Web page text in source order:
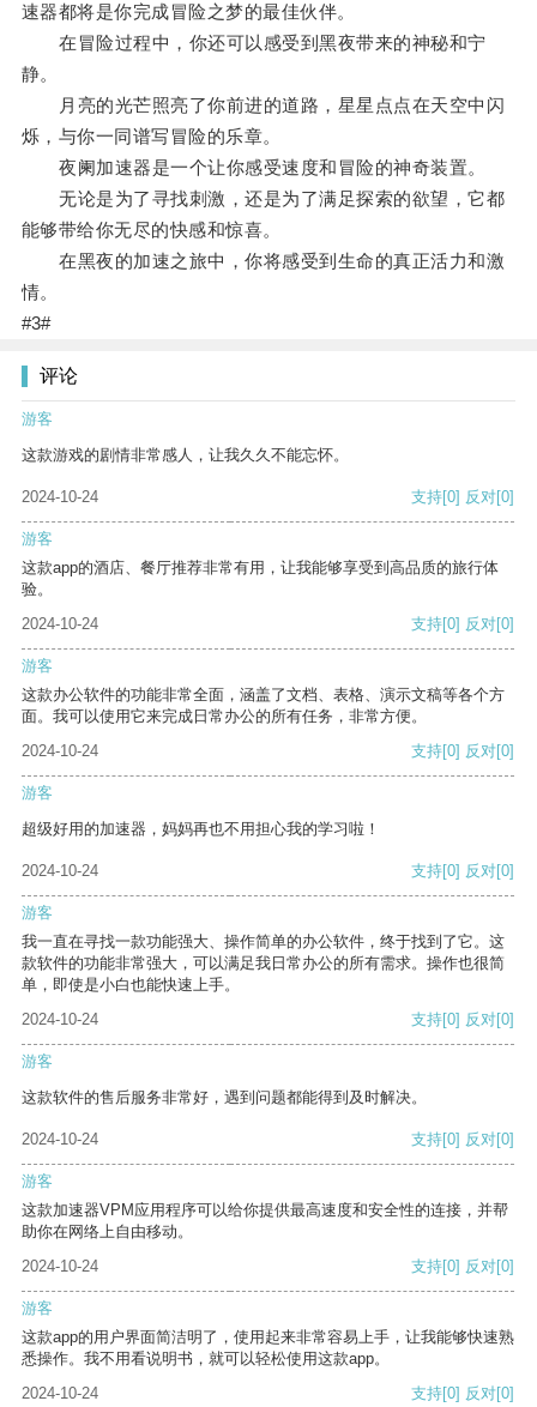
速器都将是你完成冒险之梦的最佳伙伴。
在冒险过程中，你还可以感受到黑夜带来的神秘和宁
静。
月亮的光芒照亮了你前进的道路，星星点点在天空中闪
烁，与你一同谱写冒险的乐章。
夜阑加速器是一个让你感受速度和冒险的神奇装置。
无论是为了寻找刺激，还是为了满足探索的欲望，它都
能够带给你无尽的快感和惊喜。
在黑夜的加速之旅中，你将感受到生命的真正活力和激
情。
#3#
评论
游客
这款游戏的剧情非常感人，让我久久不能忘怀。
2024-10-24 支持[0] 反对[0]
游客
这款app的酒店、餐厅推荐非常有用，让我能够享受到高品质的旅行体
验。
2024-10-24
支持[0] 反对[0]
游客
这款办公软件的功能非常全面，涵盖了文档、表格、演示文稿等各个方
面。我可以使用它来完成日常办公的所有任务，非常方便。
2024-10-24
支持[0] 反对[0]
游客
超级好用的加速器，妈妈再也不用担心我的学习啦！
2024-10-24 支持[0] 反对[0]
游客
我一直在寻找一款功能强大、操作简单的办公软件，终于找到了它。这
款软件的功能非常强大，可以满足我日常办公的所有需求。操作也很简
单，即使是小白也能快速上手。
2024-10-24
支持[0] 反对[0]
游客
这款软件的售后服务非常好，遇到问题都能得到及时解决。
2024-10-24 支持[0] 反对[0]
游客
这款加速器VPM应用程序可以给你提供最高速度和安全性的连接，并帮
助你在网络上自由移动。
2024-10-24
支持[0] 反对[0]
游客
这款app的用户界面简洁明了，使用起来非常容易上手，让我能够快速熟
悉操作。我不用看说明书，就可以轻松使用这款app。
2024-10-24
支持[0] 反对[0]